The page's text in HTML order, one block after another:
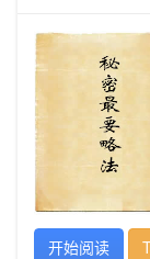
开始阅读